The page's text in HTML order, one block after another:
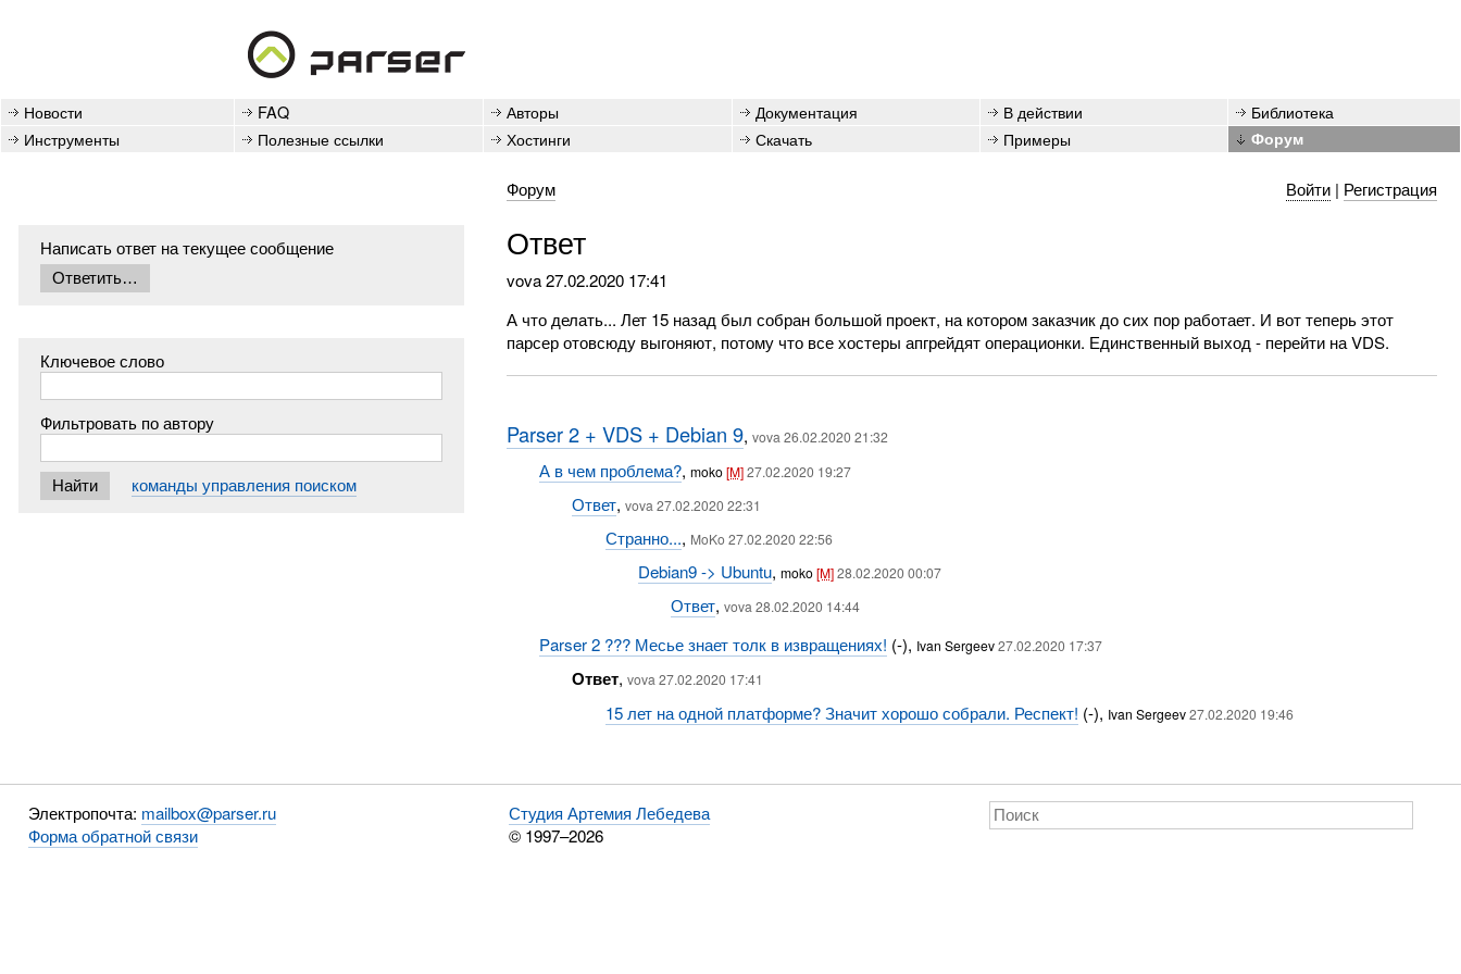
Новости FAQ Авторы Документация В действии
Библиотека
Инструменты
Полезные ссылки Хостинги Скачать Примеры Форум
Форум Войти| Регистрация
Написать ответ на текущее сообщение
Ключевое слово
Фильтровать по автору
команды управления поиском
Ответ
vova27.02.2020 17:41
А что делать... Лет 15 назад был собран большой проект, на котором заказчик до сих пор работает. И вот теперь этот
парсер отовсюду выгоняют, потому что все хостеры апгрейдят операционки. Единственный выход - перейти на VDS.
Parser 2 + VDS + Debian 9, vova 26.02.2020 21:32
А в чем проблема?, moko[M]27.02.2020 19:27
Ответ,vova 27.02.2020 22:31
Странно..., MoKo 27.02.2020 22:56
Debian9 -> Ubuntu,moko[M]28.02.2020 00:07
Ответ,vova 28.02.2020 14:44
Parser 2 ??? Месье знает толк в извращениях! (-), Ivan Sergeev27.02.2020 17:37
Ответ,vova 27.02.2020 17:41
15 лет на одной платформе? Значит хорошо собрали. Респект! (-), Ivan Sergeev27.02.2020 19:46
Электропочта: mailbox@parser.ru
Форма обратной связи
Студия Артемия Лебедева
© 1997–2026